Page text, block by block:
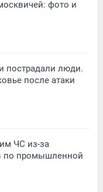
фото и
пострадали люди.
после атаки
ЧС из-за
по промышленной